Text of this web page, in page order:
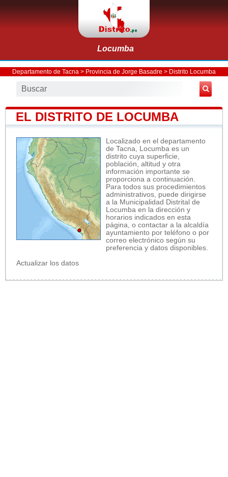
Locumba
Departamento de Tacna > Provincia de Jorge Basadre > Distrito Locumba
EL DISTRITO DE LOCUMBA
Localizado en el departamento
de Tacna, Locumba es un
distrito cuya superficie,
población, altitud y otra
información importante se
proporciona a continuación.
Para todos sus procedimientos
administrativos, puede dirigirse
a la Municipalidad Distrital de
Locumba en la dirección y
horarios indicados en esta
página, o contactar a la alcaldía
ayuntamiento por teléfono o por
correo electrónico según su
preferencia y datos disponibles.
Actualizar los datos